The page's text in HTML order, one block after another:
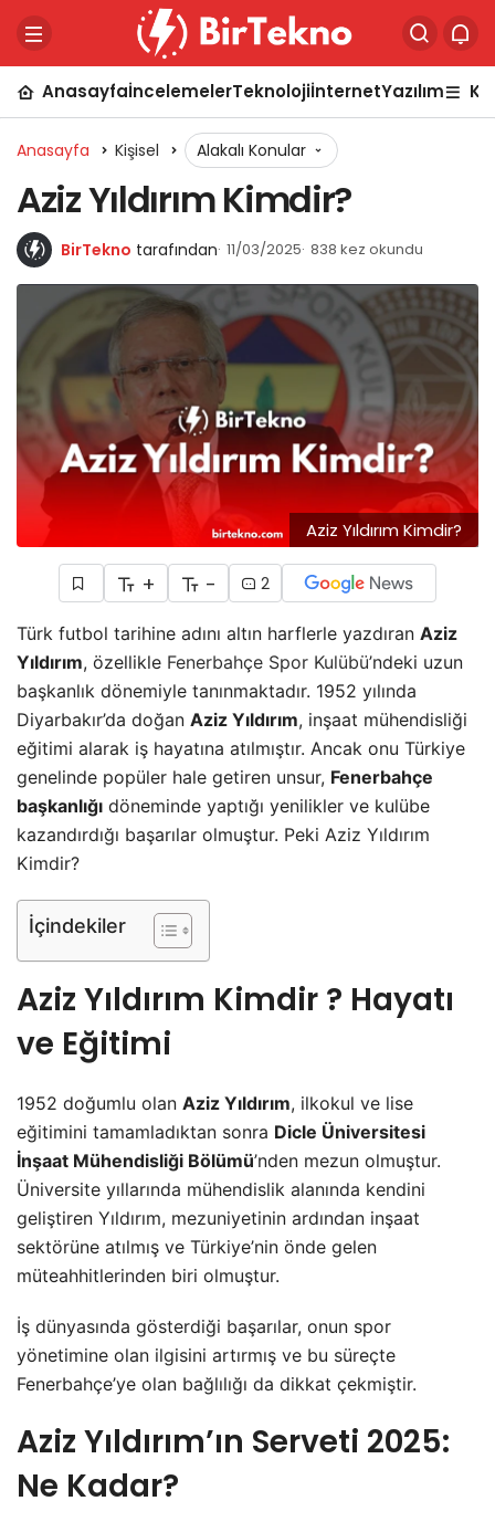
AnasayfaİncelemelerTeknolojiİnternetYazılım
Anasayfa Kişisel Alakalı Konular
Aziz Yıldırım Kimdir?
BirTekno tarafından 11/03/2025 838 kez okundu
Aziz Yıldırım Kimdir?
+ - 2
Türk futbol tarihine adını altın harflerle yazdıran Aziz
Yıldırım, özellikle Fenerbahçe Spor Kulübü’ndeki uzun
başkanlık dönemiyle tanınmaktadır. 1952 yılında
Diyarbakır’da doğan Aziz Yıldırım, inşaat mühendisliği
eğitimi alarak iş hayatına atılmıştır. Ancak onu Türkiye
genelinde popüler hale getiren unsur, Fenerbahçe
başkanlığı döneminde yaptığı yenilikler ve kulübe
kazandırdığı başarılar olmuştur. Peki Aziz Yıldırım
Kimdir?
İçindekiler
Aziz Yıldırım Kimdir ? Hayatı
ve Eğitimi
1952 doğumlu olan Aziz Yıldırım, ilkokul ve lise
eğitimini tamamladıktan sonra Dicle Üniversitesi
İnşaat Mühendisliği Bölümü’nden mezun olmuştur.
Üniversite yıllarında mühendislik alanında kendini
geliştiren Yıldırım, mezuniyetinin ardından inşaat
sektörüne atılmış ve Türkiye’nin önde gelen
müteahhitlerinden biri olmuştur.
İş dünyasında gösterdiği başarılar, onun spor
yönetimine olan ilgisini artırmış ve bu süreçte
Fenerbahçe’ye olan bağlılığı da dikkat çekmiştir.
Aziz Yıldırım’ın Serveti 2025:
Ne Kadar?